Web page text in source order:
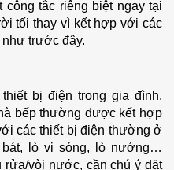
tắc riêng biệt ngay tại
tối thay vì kết hợp với các
trước đây.
bị điện trong gia đình.
bếp thường được kết hợp
các thiết bị điện thường ở
lò vi sóng, lò nướng…
rửa/vòi nước, cần chú ý đặt